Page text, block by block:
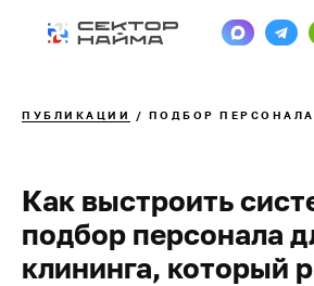
ПУБЛИКАЦИИ / ПОДБОР
Как выстроить
подбор персонала
клининга, который